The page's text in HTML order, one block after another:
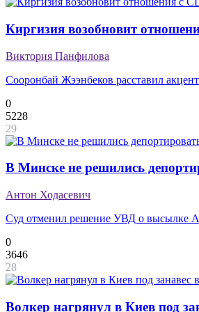
Киргизия возобновит
Виктория Панфилова
Сооронбай Жээнбеков расставил
0
5228
29
В Минске не решились
Антон Ходасевич
Суд отменил решение УВД о высылке
0
3646
28
Волкер нагрянул в Киев под